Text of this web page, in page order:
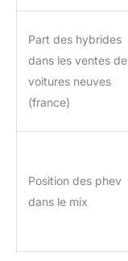
Part des hybrides
dans les ventes de
voitures neuves
(france)
Position des phev
dans le mix